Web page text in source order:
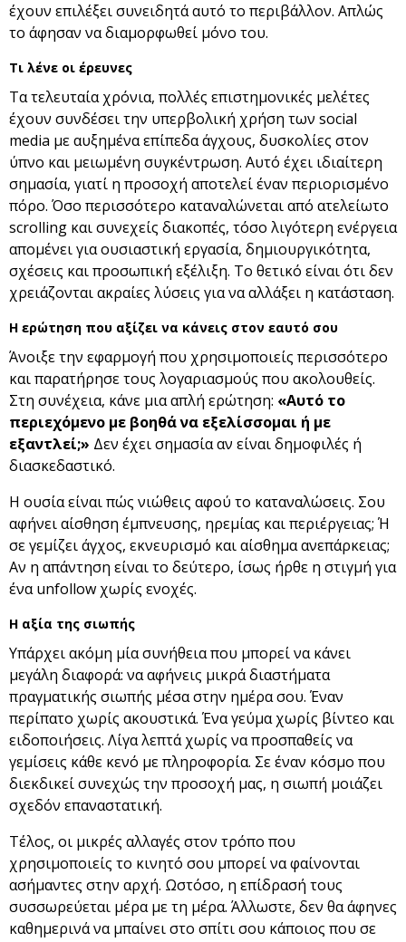
έχουν επιλέξει συνειδητά αυτό το περιβάλλον. Απλώς
το άφησαν να διαμορφωθεί μόνο του.
Τι λένε οι έρευνες
Τα τελευταία χρόνια, πολλές επιστημονικές μελέτες
έχουν συνδέσει την υπερβολική χρήση των social
media με αυξημένα επίπεδα άγχους, δυσκολίες στον
ύπνο και μειωμένη συγκέντρωση. Αυτό έχει ιδιαίτερη
σημασία, γιατί η προσοχή αποτελεί έναν περιορισμένο
πόρο. Όσο περισσότερο καταναλώνεται από ατελείωτο
scrolling και συνεχείς διακοπές, τόσο λιγότερη ενέργεια
απομένει για ουσιαστική εργασία, δημιουργικότητα,
σχέσεις και προσωπική εξέλιξη. Το θετικό είναι ότι δεν
χρειάζονται ακραίες λύσεις για να αλλάξει η κατάσταση.
Η ερώτηση που αξίζει να κάνεις στον εαυτό σου
Άνοιξε την εφαρμογή που χρησιμοποιείς περισσότερο
και παρατήρησε τους λογαριασμούς που ακολουθείς.
Στη συνέχεια, κάνε μια απλή ερώτηση: «Αυτό το
περιεχόμενο με βοηθά να εξελίσσομαι ή με
εξαντλεί;» Δεν έχει σημασία αν είναι δημοφιλές ή
διασκεδαστικό.
Η ουσία είναι πώς νιώθεις αφού το καταναλώσεις. Σου
αφήνει αίσθηση έμπνευσης, ηρεμίας και περιέργειας; Ή
σε γεμίζει άγχος, εκνευρισμό και αίσθημα ανεπάρκειας;
Αν η απάντηση είναι το δεύτερο, ίσως ήρθε η στιγμή για
ένα unfollow χωρίς ενοχές.
Η αξία της σιωπής
Υπάρχει ακόμη μία συνήθεια που μπορεί να κάνει
μεγάλη διαφορά: να αφήνεις μικρά διαστήματα
πραγματικής σιωπής μέσα στην ημέρα σου. Έναν
περίπατο χωρίς ακουστικά. Ένα γεύμα χωρίς βίντεο και
ειδοποιήσεις. Λίγα λεπτά χωρίς να προσπαθείς να
γεμίσεις κάθε κενό με πληροφορία. Σε έναν κόσμο που
διεκδικεί συνεχώς την προσοχή μας, η σιωπή μοιάζει
σχεδόν επαναστατική.
Τέλος, οι μικρές αλλαγές στον τρόπο που
χρησιμοποιείς το κινητό σου μπορεί να φαίνονται
ασήμαντες στην αρχή. Ωστόσο, η επίδρασή τους
συσσωρεύεται μέρα με τη μέρα. Άλλωστε, δεν θα άφηνες
καθημερινά να μπαίνει στο σπίτι σου κάποιος που σε